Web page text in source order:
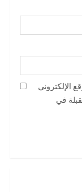
الإلكتروني
في